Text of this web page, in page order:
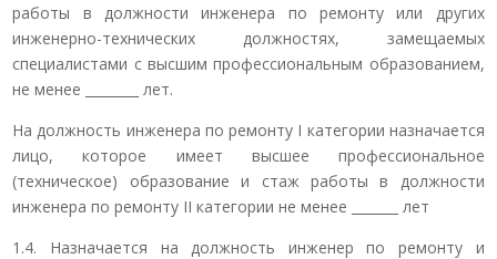
работы в должности инженера по ремонту или других
инженерно-технических должностях, замещаемых
специалистами с высшим профессиональным образованием,
не менее ________ лет.
На должность инженера по ремонту I категории назначается
лицо, которое имеет высшее профессиональное
(техническое) образование и стаж работы в должности
инженера по ремонту II категории не менее _______ лет
1.4. Назначается на должность инженер по ремонту и